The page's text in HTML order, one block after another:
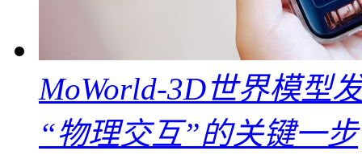
MoWorld-3D世界模型
“物理交互”的关键一步